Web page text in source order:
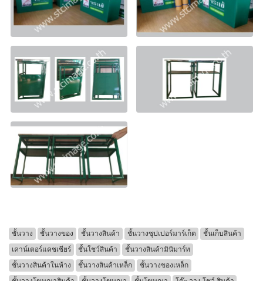
ชั้นวาง ชั้นวางของ ชั้นวางสินค้า ชั้นวางซุปเปอร์มาร์เก็ต
ชั้นเก็บสินค้า
เคาน์เตอร์แคชเชียร์
ชั้นโชว์สินค้า
ชั้นวางสินค้ามินิมาร์ท
ชั้นวางสินค้าในห้าง
ชั้นวางสินค้าเหล็ก
ชั้นวางของเหล็ก